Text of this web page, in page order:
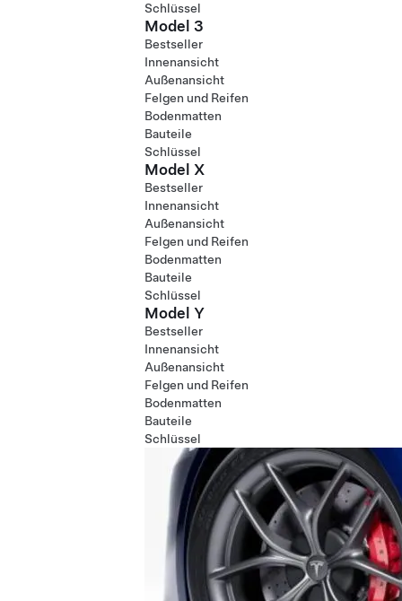
Schlüssel
Model 3
Bestseller
Innenansicht
Außenansicht
Felgen und Reifen
Bodenmatten
Bauteile
Schlüssel
Model X
Bestseller
Innenansicht
Außenansicht
Felgen und Reifen
Bodenmatten
Bauteile
Schlüssel
Model Y
Bestseller
Innenansicht
Außenansicht
Felgen und Reifen
Bodenmatten
Bauteile
Schlüssel